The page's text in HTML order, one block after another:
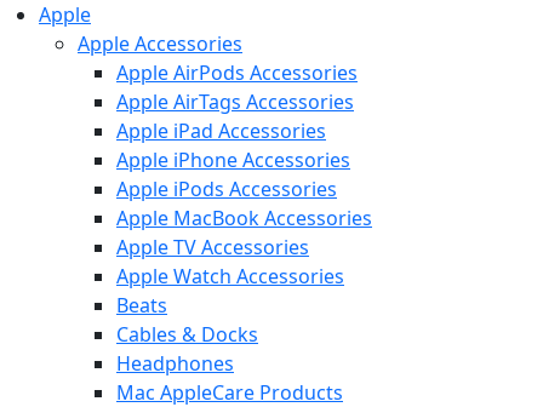
Apple
Apple Accessories
Apple AirPods Accessories
Apple AirTags Accessories
Apple iPad Accessories
Apple iPhone Accessories
Apple iPods Accessories
Apple MacBook Accessories
Apple TV Accessories
Apple Watch Accessories
Beats
Cables & Docks
Headphones
Mac AppleCare Products